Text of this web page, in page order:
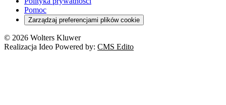
Pomoc
Zarządzaj preferencjami plików cookie
© 2026 Wolters Kluwer
Realizacja Ideo Powered by: CMS Edito